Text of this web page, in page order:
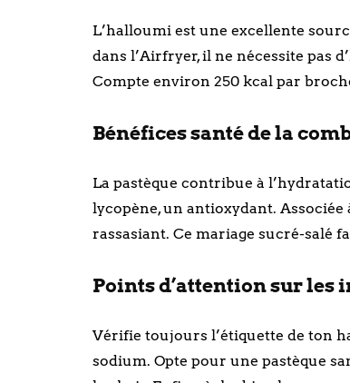
L’halloumi est une excellente
dans l’Airfryer, il ne nécessite pas
Compte environ 250 kcal par
Bénéfices santé de la
La pastèque contribue à
lycopène, un antioxydant.
rassasiant. Ce mariage sucré-salé
Points d’attention sur les
Vérifie toujours l’étiquette de ton
sodium. Opte pour une pastèque